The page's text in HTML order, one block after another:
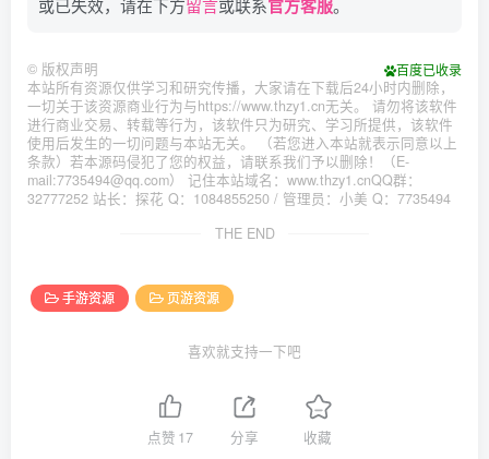
或已失效，请在下方留言或联系官方客服。
百度已收录
© 版权声明
本站所有资源仅供学习和研究传播，大家请在下载后24小时内删除，
一切关于该资源商业行为与https://www.thzy1.cn无关。 请勿将该软件
进行商业交易、转载等行为，该软件只为研究、学习所提供，该软件
使用后发生的一切问题与本站无关。 （若您进入本站就表示同意以上
条款）若本源码侵犯了您的权益，请联系我们予以删除！（E-
mail:7735494@qq.com） 记住本站域名：www.thzy1.cnQQ群：
32777252 站长：探花 Q：1084855250 / 管理员：小美 Q：7735494
THE END
手游资源 页游资源
喜欢就支持一下吧
点赞 17 分享 收藏